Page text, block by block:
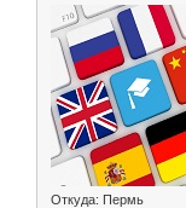
Откуда: Пермь